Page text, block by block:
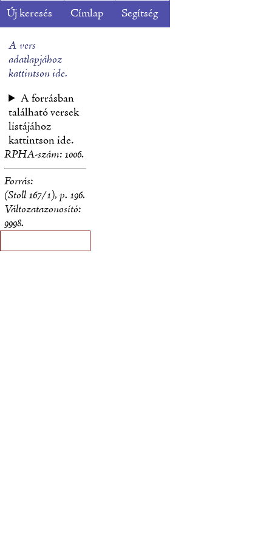
Új keresés Címlap Segítség
A vers
adatlapjához
kattintson ide.
A forrásban
található versek
listájához
kattintson ide.
RPHA-szám: 1006.
Forrás:
(Stoll 167/1), p. 196.
Változatazonosító:
9998.